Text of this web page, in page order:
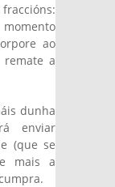
ao
a
dunha
enviar
(que se
mais a